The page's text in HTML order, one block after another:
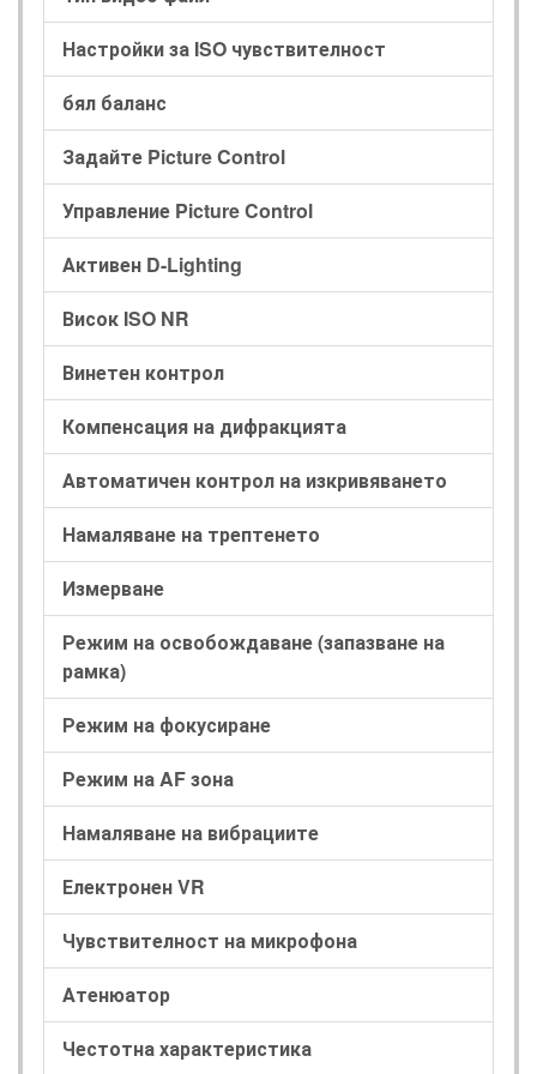
Настройки за ISO чувствителност
бял баланс
Задайте Picture Control
Управление Picture Control
Активен D-Lighting
Висок ISO NR
Винетен контрол
Компенсация на дифракцията
Автоматичен контрол на изкривяването
Намаляване на трептенето
Измерване
Режим на освобождаване (запазване на
рамка)
Режим на фокусиране
Режим на AF зона
Намаляване на вибрациите
Електронен VR
Чувствителност на микрофона
Атенюатор
Честотна характеристика